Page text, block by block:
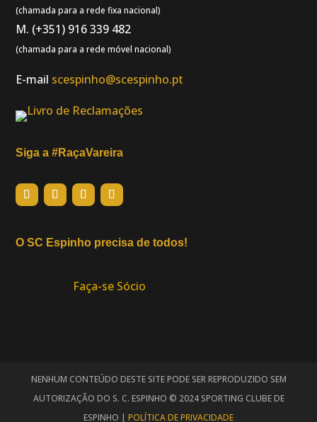
(chamada para a rede fixa nacional)
M. (+351) 916 339 482
(chamada para a rede móvel nacional)
E-mail scespinho@scespinho.pt
Siga a #RaçaVareira
O SC Espinho precisa de todos!
Faça-se Sócio
NENHUM CONTEÚDO DESTE SITE PODE SER REPRODUZIDO SEM
AUTORIZAÇÃO DO S. C. ESPINHO © 2024 SPORTING CLUBE DE
ESPINHO | POLÍTICA DE PRIVACIDADE